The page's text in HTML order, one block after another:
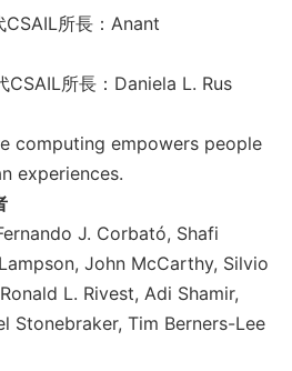
所長：Anant
所長：Daniela L. Rus
computing empowers people
experiences.
J. Corbató, Shafi
John McCarthy, Silvio
L. Rivest, Adi Shamir,
Stonebraker, Tim Berners-Lee